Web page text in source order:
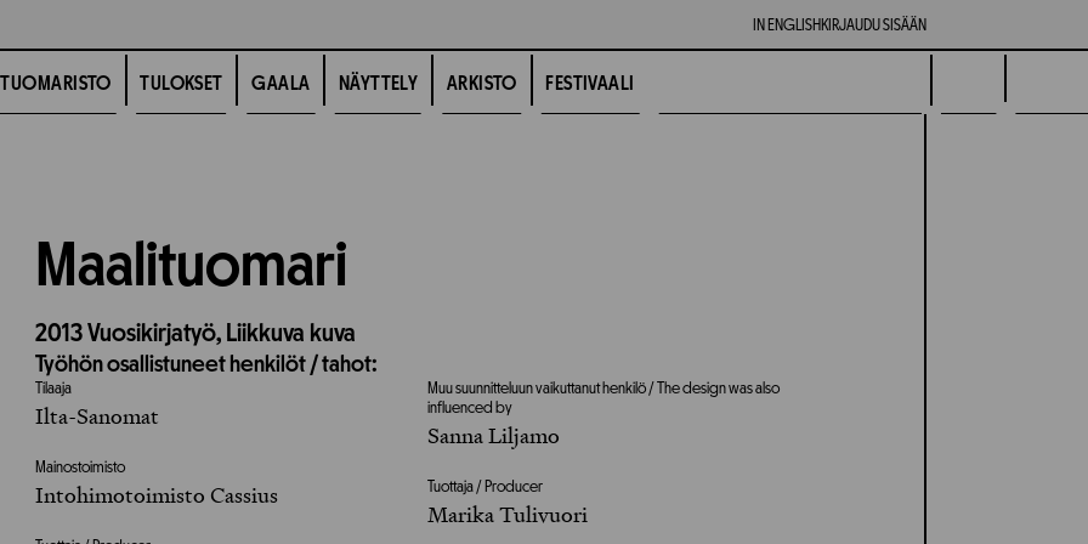
IN ENGLISH KIRJAUDU SISÄÄN
TUOMARISTO TULOKSET GAALA NÄYTTELY ARKISTO FESTIVAALI
Maalituomari
2013 Vuosikirjatyö, Liikkuva kuva
Työhön osallistuneet henkilöt / tahot:
Tilaaja
Ilta-Sanomat
Mainostoimisto
Intohimotoimisto Cassius
Muu suunnitteluun vaikuttanut henkilö / The design was also
influenced by
Sanna Liljamo
Tuottaja / Producer
Marika Tulivuori